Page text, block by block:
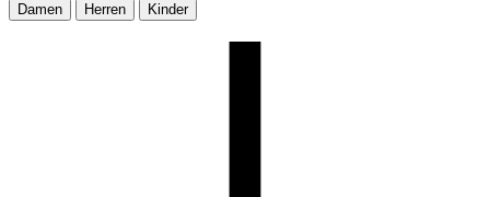
Damen Herren Kinder